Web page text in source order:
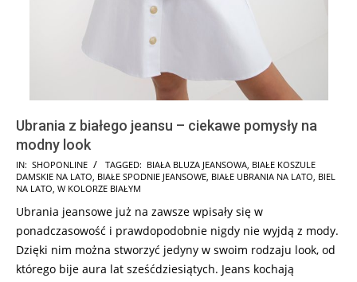
Ubrania z białego jeansu – ciekawe pomysły na
modny look
2025-
07-
IN: SHOPONLINE TAGGED: BIAŁA BLUZA JEANSOWA, BIAŁE KOSZULE
DAMSKIE NA LATO, BIAŁE SPODNIE JEANSOWE, BIAŁE UBRANIA NA LATO, BIEL
NA LATO, W KOLORZE BIAŁYM
Ubrania jeansowe już na zawsze wpisały się w
ponadczasowość i prawdopodobnie nigdy nie wyjdą z mody.
Dzięki nim można stworzyć jedyny w swoim rodzaju look, od
którego bije aura lat sześćdziesiątych. Jeans kochają